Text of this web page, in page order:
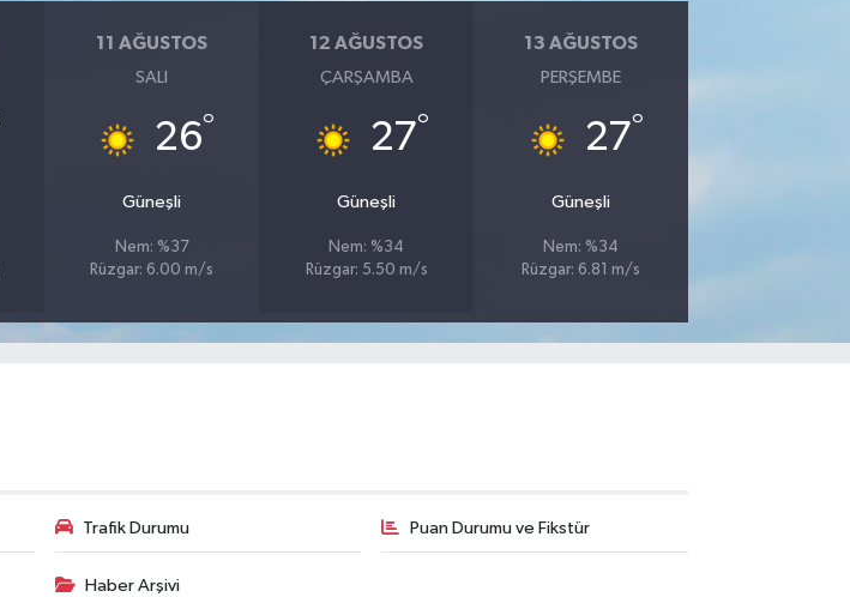
11 AĞUSTOS
SALI
26°
Güneşli
Nem: %37
Rüzgar: 6.00 m/s
12 AĞUSTOS
ÇARŞAMBA
27°
Güneşli
Nem: %34
Rüzgar: 5.50 m/s
13 AĞUSTOS
PERŞEMBE
27°
Güneşli
Nem: %34
Rüzgar: 6.81 m/s
Trafik Durumu Puan Durumu ve Fikstür
Haber Arşivi